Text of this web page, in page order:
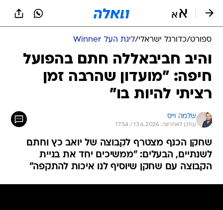
ספורט/כדורגל ישראלי/ליגת העל Winner
והיב חביבאללה חתם בהפועל
חיפה: "מועדון שהרבה זמן
רציתי להיות בו"
שלמה וייס
עודכן לאחרונה: 13.6.2026 / 17:54
שחקן הכנף מצטרף לקבוצה של יואב כץ וחתם
לשנתיים, הבעלים: "ממשיכים יחד את בניית
הקבוצה עם שחקן שיוסיף לנו איכות להתקפה"